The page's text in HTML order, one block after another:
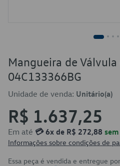
Mangueira de
04C133366BG
Unidade de venda: Unitário(a)
R$ 1.637,25
Em até 💳 6x de R$ 272,88
Informações sobre condições de
Essa peça é vendida e entregue